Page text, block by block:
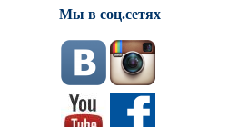
Мы в соц.сетях